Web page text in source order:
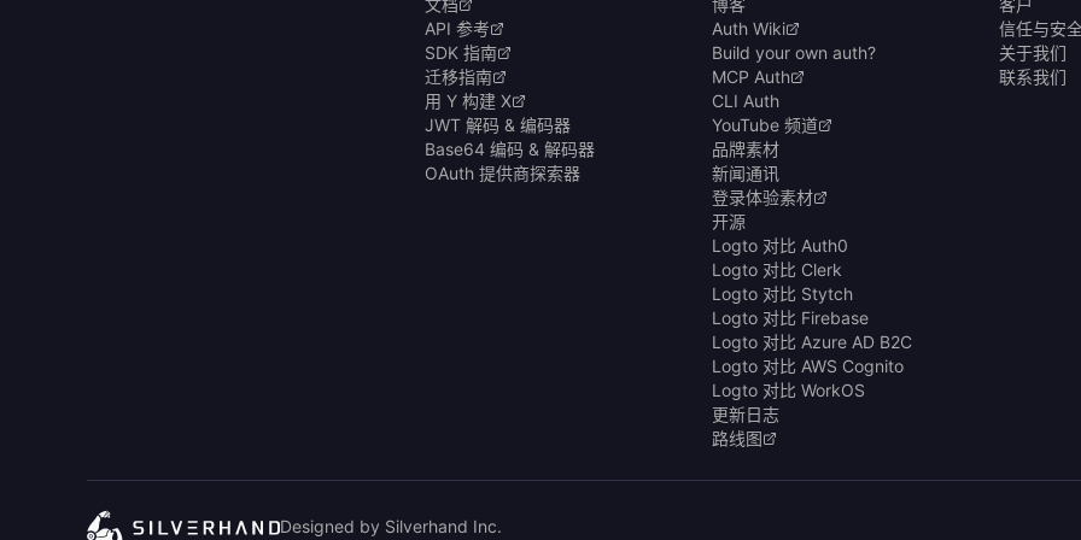
文档
API 参考
SDK 指南
迁移指南
用 Y 构建 X
JWT 解码 & 编码器
Base64 编码 & 解码器
OAuth 提供商探索器
博客
Auth Wiki
Build your own auth?
MCP Auth
CLI Auth
YouTube 频道
品牌素材
新闻通讯
登录体验素材
开源
Logto 对比 Auth0
Logto 对比 Clerk
Logto 对比 Stytch
Logto 对比 Firebase
Logto 对比 Azure AD B2C
Logto 对比 AWS Cognito
Logto 对比 WorkOS
更新日志
路线图
客户
信任与安
关于我们
联系我们
Designed by Silverhand Inc.